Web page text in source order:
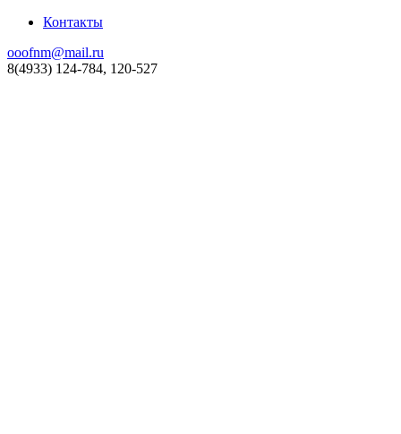
Контакты
ooofnm@mail.ru
8(4933) 124-784, 120-527